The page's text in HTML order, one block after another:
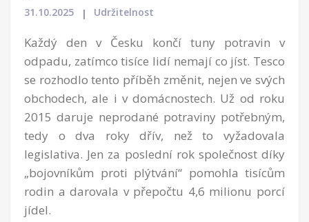
31.10.2025 Udržitelnost
Každý den v Česku končí tuny potravin v
odpadu, zatímco tisíce lidí nemají co jíst. Tesco
se rozhodlo tento příběh změnit, nejen ve svých
obchodech, ale i v domácnostech. Už od roku
2015 daruje neprodané potraviny potřebným,
tedy o dva roky dřív, než to vyžadovala
legislativa. Jen za poslední rok společnost díky
„bojovníkům proti plýtvání“ pomohla tisícům
rodin a darovala v přepočtu 4,6 milionu porcí
jídel.